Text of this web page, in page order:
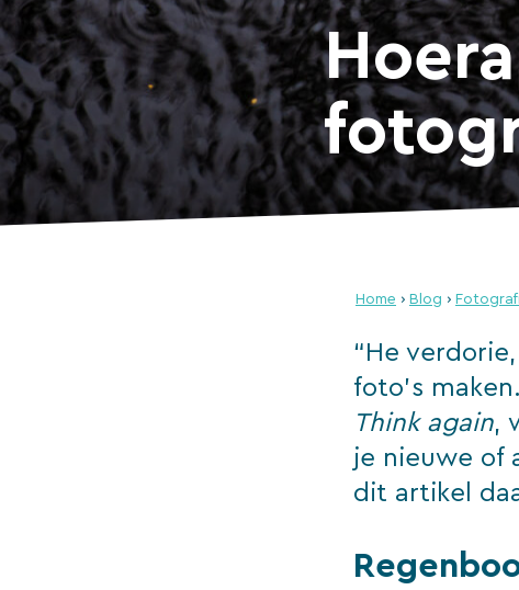
Home › Blog ›
“He
foto’s
Think again,
je nieuwe of
dit artikel